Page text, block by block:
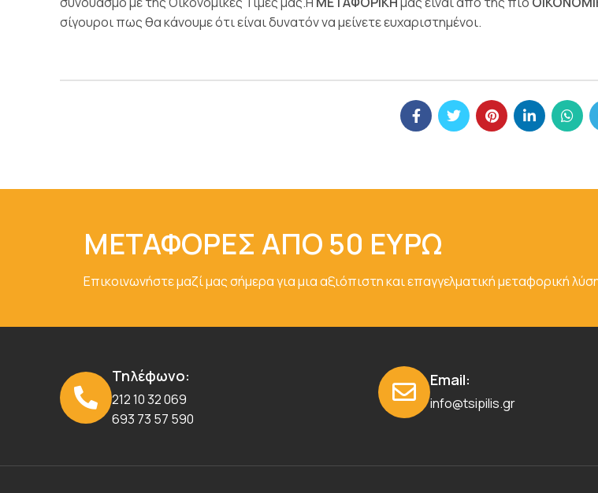
σίγουροι πως θα κάνουμε ότι είναι δυνατόν να μείνετε ευχαριστημένοι.
ΜΕΤΑΦΟΡΕΣ ΑΠΟ 50 ΕΥΡΩ
Επικοινωνήστε μαζί μας σήμερα για μια αξιόπιστη και επαγγελματική μεταφορική
Τηλέφωνο:
212 10 32 069
693 73 57 590
Email:
info@tsipilis.gr